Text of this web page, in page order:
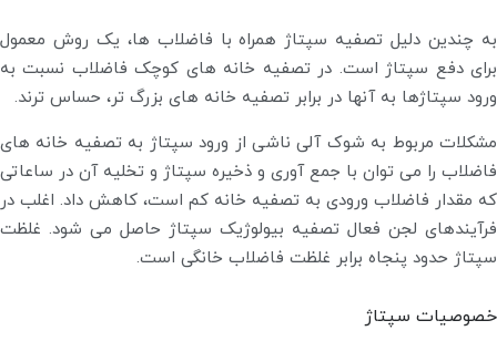
به چندین دلیل تصفیه سپتاژ همراه با فاضلاب ها، یک روش معمول
برای دفع سپتاژ است. در تصفیه خانه های کوچک فاضلاب نسبت به
ورود سپتاژها به آنها در برابر تصفیه خانه های بزرگ تر، حساس ترند.
مشکلات مربوط به شوک آلی ناشی از ورود سپتاژ به تصفیه خانه های
فاضلاب را می توان با جمع آوری و ذخیره سپتاژ و تخلیه آن در ساعاتی
که مقدار فاضلاب ورودی به تصفیه خانه کم است، کاهش داد. اغلب در
فرآیندهای لجن فعال تصفیه بیولوژیک سپتاژ حاصل می شود. غلظت
سپتاژ حدود پنجاه برابر غلظت فاضلاب خانگی است.
خصوصیات سپتاژ